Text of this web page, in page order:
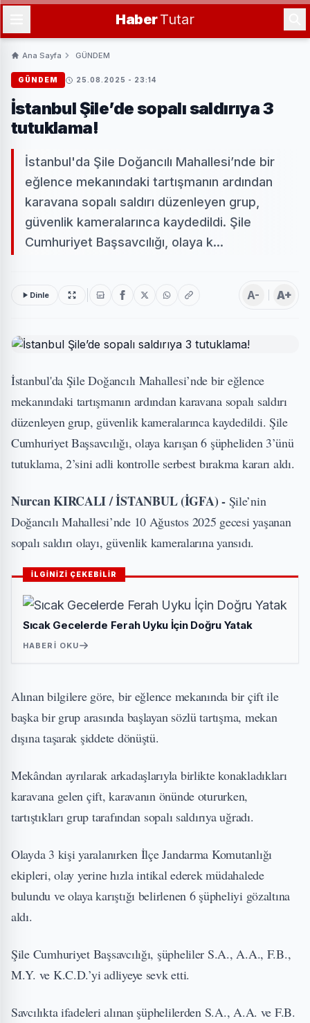
HaberTutar
Ana Sayfa GÜNDEM
GÜNDEM 25.08.2025 - 23:14
İstanbul Şile’de sopalı saldırıya 3
tutuklama!
İstanbul'da Şile Doğancılı Mahallesi’nde bir
eğlence mekanındaki tartışmanın ardından
karavana sopalı saldırı düzenleyen grup,
güvenlik kameralarınca kaydedildi. Şile
Cumhuriyet Başsavcılığı, olaya k...
Dinle A- A+
İstanbul'da Şile Doğancılı Mahallesi’nde bir eğlence
mekanındaki tartışmanın ardından karavana sopalı saldırı
düzenleyen grup, güvenlik kameralarınca kaydedildi. Şile
Cumhuriyet Başsavcılığı, olaya karışan 6 şüpheliden 3’ünü
tutuklama, 2’sini adli kontrolle serbest bırakma kararı aldı.
Nurcan KIRCALI / İSTANBUL (İGFA) - Şile’nin
Doğancılı Mahallesi’nde 10 Ağustos 2025 gecesi yaşanan
sopalı saldırı olayı, güvenlik kameralarına yansıdı.
İLGİNİZİ ÇEKEBİLİR
Sıcak Gecelerde Ferah Uyku İçin Doğru Yatak
HABERI OKU
Alınan bilgilere göre, bir eğlence mekanında bir çift ile
başka bir grup arasında başlayan sözlü tartışma, mekan
dışına taşarak şiddete dönüştü.
Mekândan ayrılarak arkadaşlarıyla birlikte konakladıkları
karavana gelen çift, karavanın önünde otururken,
tartıştıkları grup tarafından sopalı saldırıya uğradı.
Olayda 3 kişi yaralanırken İlçe Jandarma Komutanlığı
ekipleri, olay yerine hızla intikal ederek müdahalede
bulundu ve olaya karıştığı belirlenen 6 şüpheliyi gözaltına
aldı.
Şile Cumhuriyet Başsavcılığı, şüpheliler S.A., A.A., F.B.,
M.Y. ve K.C.D.’yi adliyeye sevk etti.
Savcılıkta ifadeleri alınan şüphelilerden S.A., A.A. ve F.B.